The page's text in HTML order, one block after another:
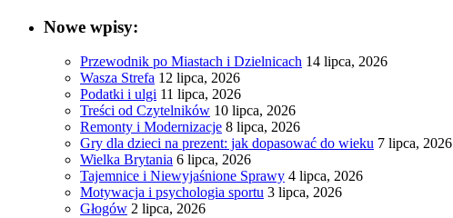
Nowe wpisy:
Przewodnik po Miastach i Dzielnicach 14 lipca, 2026
Wasza Strefa 12 lipca, 2026
Podatki i ulgi 11 lipca, 2026
Treści od Czytelników 10 lipca, 2026
Remonty i Modernizacje 8 lipca, 2026
Gry dla dzieci na prezent: jak dopasować do wieku 7 lipca, 2026
Wielka Brytania 6 lipca, 2026
Tajemnice i Niewyjaśnione Sprawy 4 lipca, 2026
Motywacja i psychologia sportu 3 lipca, 2026
Głogów 2 lipca, 2026